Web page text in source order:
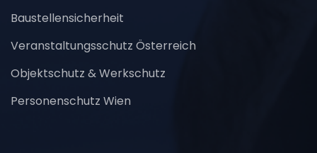
Baustellensicherheit
Veranstaltungsschutz Österreich
Objektschutz & Werkschutz
Personenschutz Wien